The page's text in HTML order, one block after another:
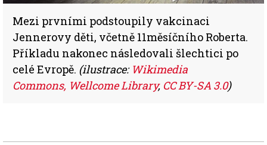
Mezi prvními podstoupily vakcinaci
Jennerovy děti, včetně 11měsíčního Roberta.
Příkladu nakonec následovali šlechtici po
celé Evropě. (ilustrace: Wikimedia
Commons, Wellcome Library, CC BY-SA 3.0)